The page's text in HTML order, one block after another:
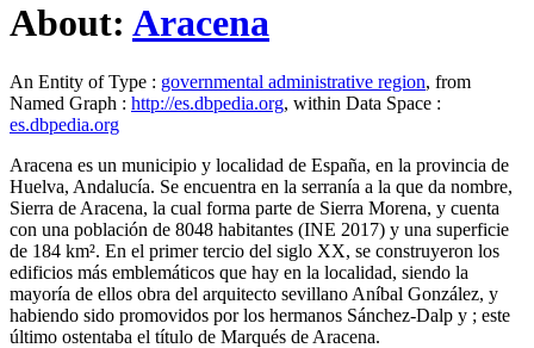
About: Aracena
An Entity of Type : governmental administrative region, from
Named Graph : http://es.dbpedia.org, within Data Space :
es.dbpedia.org
Aracena es un municipio y localidad de España, en la provincia de
Huelva, Andalucía. Se encuentra en la serranía a la que da nombre,
Sierra de Aracena, la cual forma parte de Sierra Morena, y cuenta
con una población de 8048 habitantes (INE 2017) y una superficie
de 184 km². En el primer tercio del siglo XX, se construyeron los
edificios más emblemáticos que hay en la localidad, siendo la
mayoría de ellos obra del arquitecto sevillano Aníbal González, y
habiendo sido promovidos por los hermanos Sánchez-Dalp y ; este
último ostentaba el título de Marqués de Aracena.